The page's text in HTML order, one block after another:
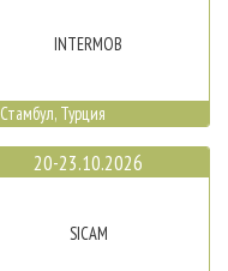
INTERMOB
Стамбул, Турция
20-23.10.2026
SICAM